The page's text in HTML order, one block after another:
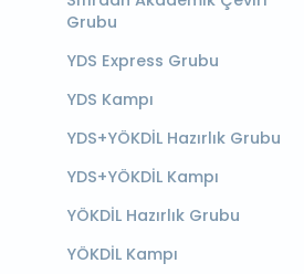
Grubu
YDS Express Grubu
YDS Kampı
YDS+YÖKDİL Hazırlık Grubu
YDS+YÖKDİL Kampı
YÖKDİL Hazırlık Grubu
YÖKDİL Kampı